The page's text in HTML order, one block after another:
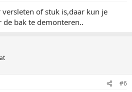
of stuk is,daar kun je
bak te demonteren..
#6